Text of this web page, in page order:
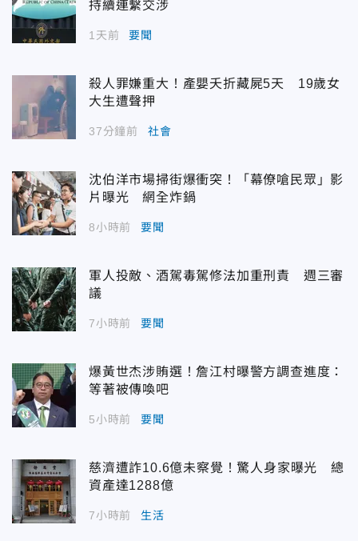
持續連繫交涉
1天前 要聞
殺人罪嫌重大！產嬰夭折藏屍5天 19歲女
大生遭聲押
37分鐘前 社會
沈伯洋市場掃街爆衝突！「幕僚嗆民眾」影
片曝光 網全炸鍋
8小時前 要聞
軍人投敵、酒駕毒駕修法加重刑責 週三審
議
7小時前 要聞
爆黃世杰涉賄選！詹江村曝警方調查進度：
等著被傳喚吧
5小時前 要聞
慈濟遭詐10.6億未察覺！驚人身家曝光 總
資產達1288億
7小時前 生活